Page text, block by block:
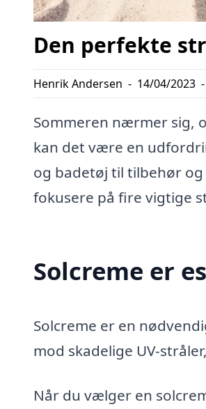
Den perfekte
Henrik Andersen - 14/04/2023 -
Sommeren nærmer sig,
kan det være en
og badetøj til tilbehør
fokusere på fire vigtige
Solcreme er
Solcreme er en
mod skadelige UV-
Når du vælger en